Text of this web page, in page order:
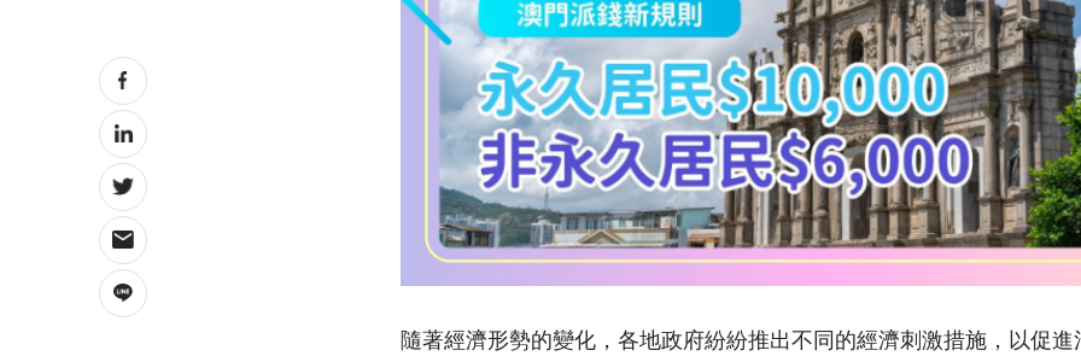
隨著經濟形勢的變化，各地政府紛紛推出不同的經濟刺激措施，以促進